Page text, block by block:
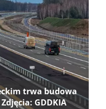
trwa budowa
GDDKIA